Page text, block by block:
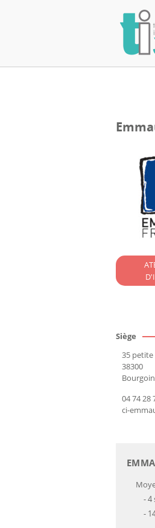
Siège
35 petite
38300
04 74 28
ci-
- 4
-